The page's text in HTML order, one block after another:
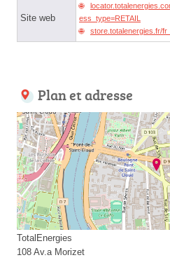
Site web
ess_type=RETAIL
store.totalenergies.fr/
Plan et adresse
TotalEnergies
108 Av.a Morizet